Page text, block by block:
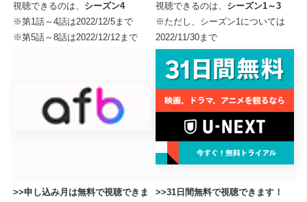
視聴できるのは、 シーズン4
※第1話～4話は2022/12/5まで
※第5話～8話は2022/12/12まで
視聴できるのは、 シーズン1～3
※ただし、シーズン1については
2022/11/30まで
>>申し込み月は無料で視聴できま
>>31日間無料で視聴できます！